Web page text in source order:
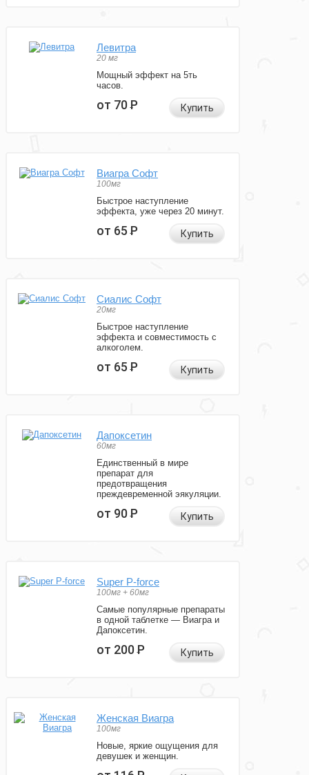
Левитра
20 мг
Мощный эффект на 5ть
часов.
от 70Р Купить
Виагра Софт
100мг
Быстрое наступление
эффекта, уже через 20 минут.
от 65Р Купить
Сиалис Софт
20мг
Быстрое наступление
эффекта и совместимость с
алкоголем.
от 65Р Купить
Дапоксетин
60мг
Единственный в мире
препарат для
предотвращения
преждевременной эякуляции.
от 90Р Купить
Super P-force
100мг + 60мг
Самые популярные препараты
в одной таблетке — Виагра и
Дапоксетин.
от 200Р Купить
Женская Виагра
100мг
Новые, яркие ощущения для
девушек и женщин.